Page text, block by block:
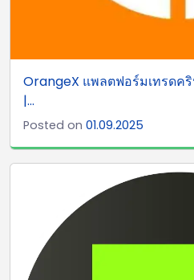
OrangeX แพลตฟอร์มเทรดค
|...
Posted on 01.09.2025